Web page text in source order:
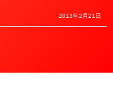
2013年2月21日